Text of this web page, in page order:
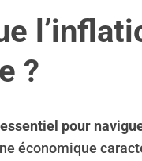
?
pour
économique